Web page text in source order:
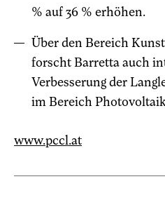
% auf 36 % erhöhen.
Über den Bereich
forscht Barretta auch
Verbesserung der
im Bereich
www.pccl.at